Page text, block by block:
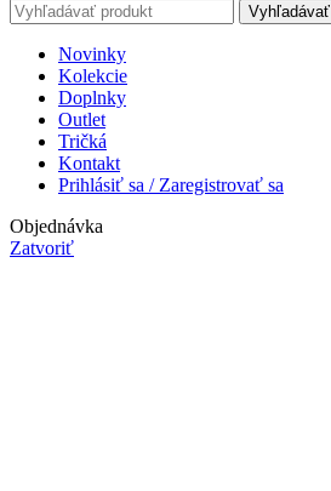
Vyhľadávať
Novinky
Kolekcie
Doplnky
Outlet
Tričká
Kontakt
Prihlásiť sa / Zaregistrovať sa
Objednávka
Zatvoriť